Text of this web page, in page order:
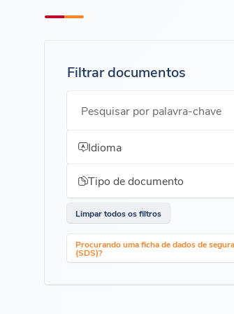
Filtrar documentos
Pesquisar por palavra-chave
Idioma
Tipo de documento
Limpar todos os filtros
Procurando uma ficha de dados de
(SDS)?